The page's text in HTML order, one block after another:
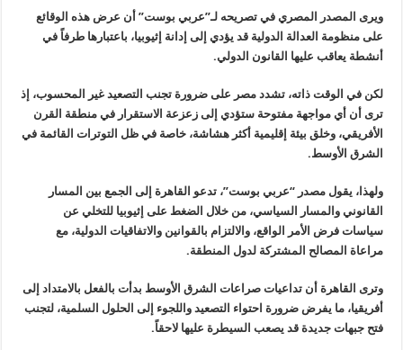
ويرى المصدر المصري في تصريحه لـ”عربي بوست” أن عرض هذه الوقائع
على منظومة العدالة الدولية قد يؤدي إلى إدانة إثيوبيا، باعتبارها طرفاً في
أنشطة يعاقب عليها القانون الدولي.
لكن في الوقت ذاته، تشدد مصر على ضرورة تجنب التصعيد غير المحسوب، إذ
ترى أن أي مواجهة مفتوحة ستؤدي إلى زعزعة الاستقرار في منطقة القرن
الأفريقي، وخلق بيئة إقليمية أكثر هشاشة، خاصة في ظل التوترات القائمة في
الشرق الأوسط.
ولهذا، يقول مصدر “عربي بوست”، تدعو القاهرة إلى الجمع بين المسار
القانوني والمسار السياسي، من خلال الضغط على إثيوبيا للتخلي عن
سياسات فرض الأمر الواقع، والالتزام بالقوانين والاتفاقيات الدولية، مع
مراعاة المصالح المشتركة لدول المنطقة.
وترى القاهرة أن تداعيات صراعات الشرق الأوسط بدأت بالفعل بالامتداد إلى
أفريقيا، ما يفرض ضرورة احتواء التصعيد واللجوء إلى الحلول السلمية، لتجنب
فتح جبهات جديدة قد يصعب السيطرة عليها لاحقاً.